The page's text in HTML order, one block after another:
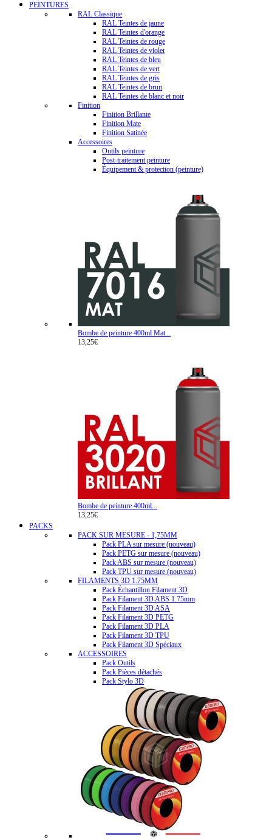
PEINTURES
RAL Classique
RAL Teintes de jaune
RAL Teintes d'orange
RAL Teintes de rouge
RAL Teintes de violet
RAL Teintes de bleu
RAL Teintes de vert
RAL Teintes de gris
RAL Teintes de brun
RAL Teintes de blanc et noir
Finition
Finition Brillante
Finition Mate
Finition Satinée
Accessoires
Outils peinture
Post-traitement peinture
Équipement & protection (peinture)
Bombe de peinture 400ml Mat...
13,25€
Bombe de peinture 400ml...
13,25€
PACKS
PACK SUR MESURE - 1,75MM
Pack PLA sur mesure (nouveau)
Pack PETG sur mesure (nouveau)
Pack ABS sur mesure (nouveau)
Pack TPU sur mesure (nouveau)
FILAMENTS 3D 1.75MM
Pack Échantillon Filament 3D
Pack Filament 3D ABS 1.75mm
Pack Filament 3D ASA
Pack Filament 3D PETG
Pack Filament 3D PLA
Pack Filament 3D TPU
Pack Filament 3D Spéciaux
ACCESSOIRES
Pack Outils
Pack Pièces détachés
Pack Stylo 3D